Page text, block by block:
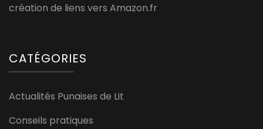
création de liens vers Amazon.fr
CATÉGORIES
Actualités Punaises de Lit
Conseils pratiques